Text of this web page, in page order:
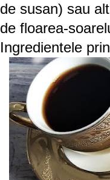
de susan) sau
de floarea-
Ingredientele